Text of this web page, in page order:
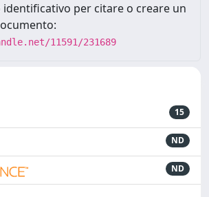
identificativo per citare o creare un
11591/231689
15
ND
ND